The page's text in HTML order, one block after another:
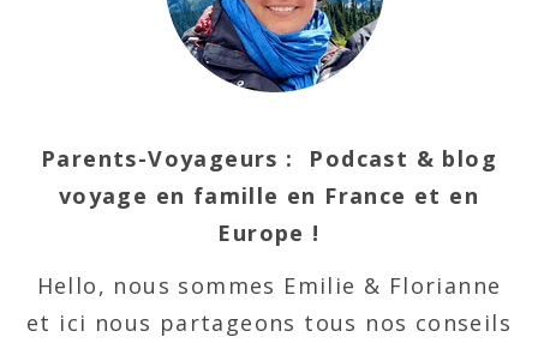
Parents-Voyageurs : Podcast & blog
voyage en famille en France et en
Europe !
Hello, nous sommes Emilie & Florianne
et ici nous partageons tous nos conseils